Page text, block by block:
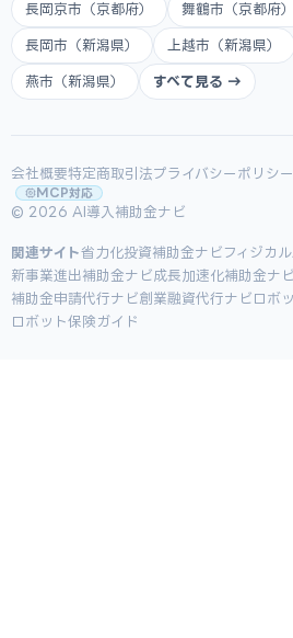
長岡京市（京都府） 舞鶴市（京都府）
長岡市（新潟県） 上越市（新潟県）
燕市（新潟県） すべて見る →
会社概要特定商取引法プライバシーポリシー
MCP対応
© 2026 AI導入補助金ナビ
関連サイト省力化投資補助金ナビ フィジカ
新事業進出補助金ナビ成長加速化補助金ナビ
補助金申請代行ナビ創業融資代行ナビ ロボ
ロボット保険ガイド